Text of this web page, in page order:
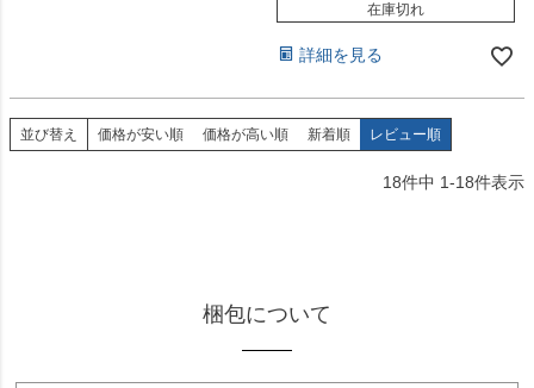
在庫切れ
詳細を見る
並び替え 価格が安い順 価格が高い順 新着順 レビュー順
18件中 1-18件表示
梱包について